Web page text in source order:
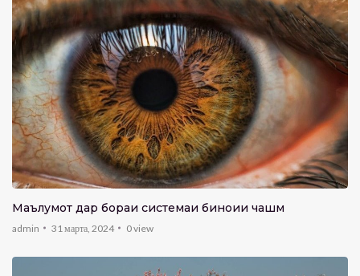
Маълумот дар бораи системаи биноии чашм
admin 31 марта, 2024 0view